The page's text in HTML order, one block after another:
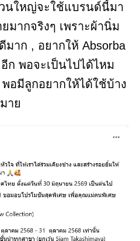
นใหญ่จะใช้แบรนด์นี้มา
มากจริงๆ เพราะผ้านิ่ม
าก , อยากให้ Absorba
ก พอจะเป็นไปได้ไหม
พอมีลูกอยากให้ได้ใช้บ้าง
าย